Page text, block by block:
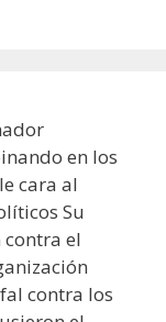
en los
cara al
Su
el
contra los